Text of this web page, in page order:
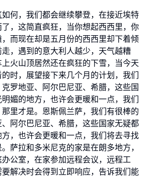
何，我们都会继续攀登，在接近埃特
，这简直疯狂，当你想起西西里，你
而现在却是五月份的西西里却下着倾
，遇到的意大利人越少，天气越糟
火山顶居然还在疯狂的下雪，当今天
时，展望接下来几个月的计划，我们
罗地亚、阿尔巴尼亚、希腊，这些国
媚的地方，也许会更暖和一点，我们
里才是。恩斯佩兰萨，我们有很棒的
阿尔巴尼亚、希腊，这些国家无疑都
，也许会更暖和一点，我们将去寻找
萨拉和多米尼克的家是在朗多地方，
公室，在家参加远程会议，远程工
解决时会得到立即响应，告诉我们能